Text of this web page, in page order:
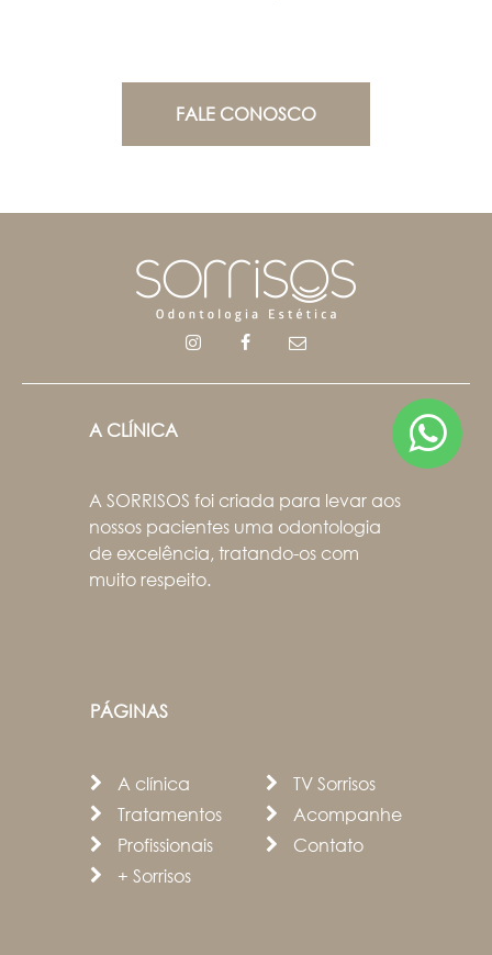
FALE CONOSCO
A CLÍNICA
A SORRISOS foi criada para levar aos
nossos pacientes uma odontologia
de excelência, tratando-os com
muito respeito.
PÁGINAS
A clínica
Tratamentos
Profissionais
+ Sorrisos
TV Sorrisos
Acompanhe
Contato